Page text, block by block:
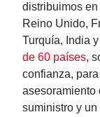
distribuimos
Reino Unido,
Turquía, India
de 60 países,
confianza,
asesoramiento
suministro y